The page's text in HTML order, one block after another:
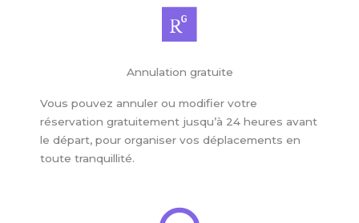
Annulation gratuite
Vous pouvez annuler ou modifier votre
réservation gratuitement jusqu’à 24 heures avant
le départ, pour organiser vos déplacements en
toute tranquillité.